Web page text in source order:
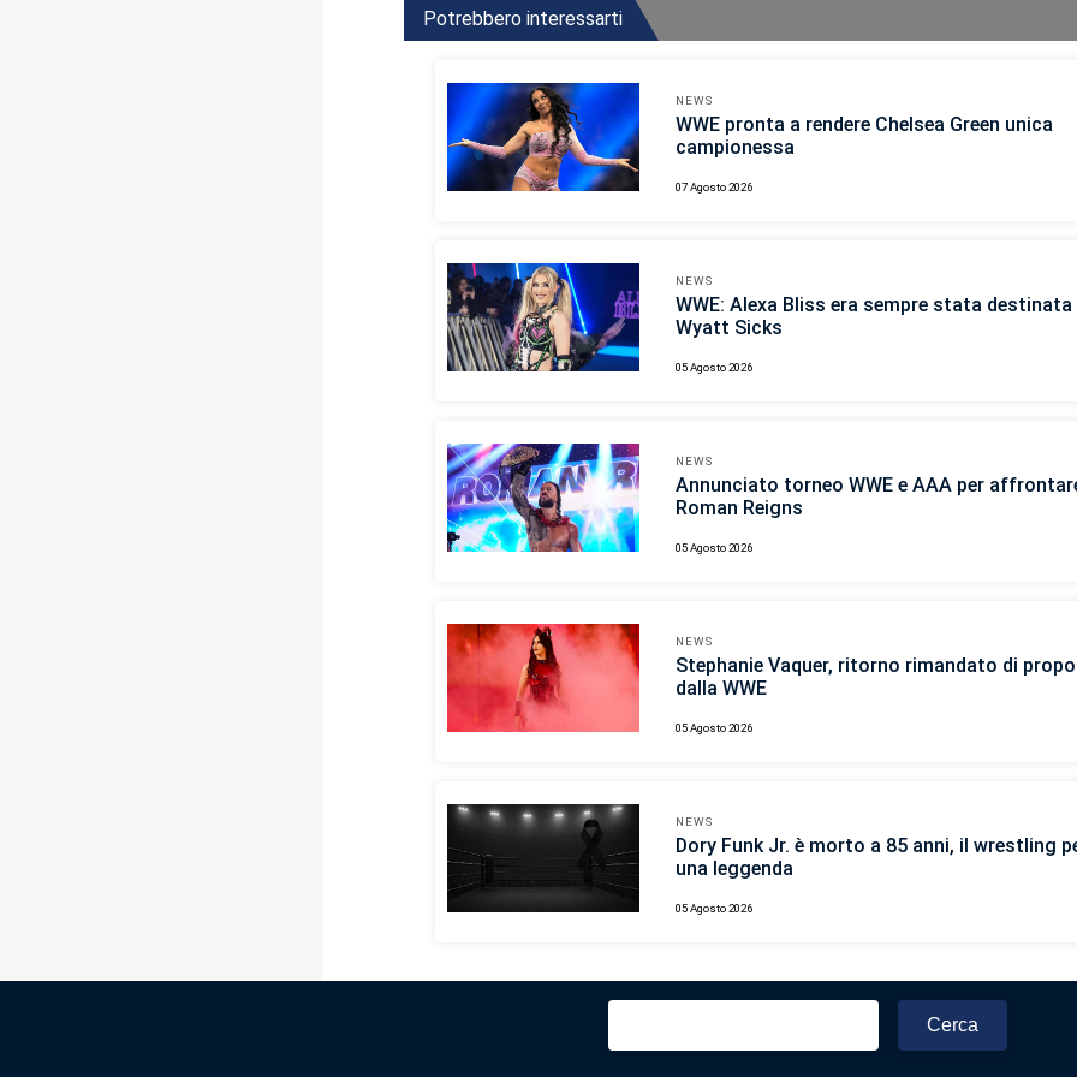
Potrebbero interessarti
NEWS
WWE pronta a rendere Chelsea Green unica
campionessa
07 Agosto 2026
NEWS
WWE: Alexa Bliss era sempre stata destinata
Wyatt Sicks
05 Agosto 2026
NEWS
Annunciato torneo WWE e AAA per
Roman Reigns
05 Agosto 2026
NEWS
Stephanie Vaquer, ritorno rimandato di
dalla WWE
05 Agosto 2026
NEWS
Dory Funk Jr. è morto a 85 anni, il wrestling
una leggenda
05 Agosto 2026
Ricerca